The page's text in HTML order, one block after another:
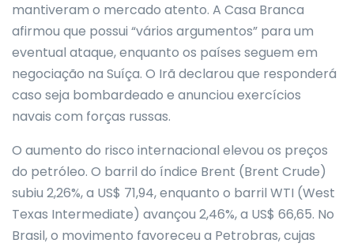
mantiveram o mercado atento. A Casa Branca
afirmou que possui “vários argumentos” para um
eventual ataque, enquanto os países seguem em
negociação na Suíça. O Irã declarou que responderá
caso seja bombardeado e anunciou exercícios
navais com forças russas.
O aumento do risco internacional elevou os preços
do petróleo. O barril do índice Brent (Brent Crude)
subiu 2,26%, a US$ 71,94, enquanto o barril WTI (West
Texas Intermediate) avançou 2,46%, a US$ 66,65. No
Brasil, o movimento favoreceu a Petrobras, cujas